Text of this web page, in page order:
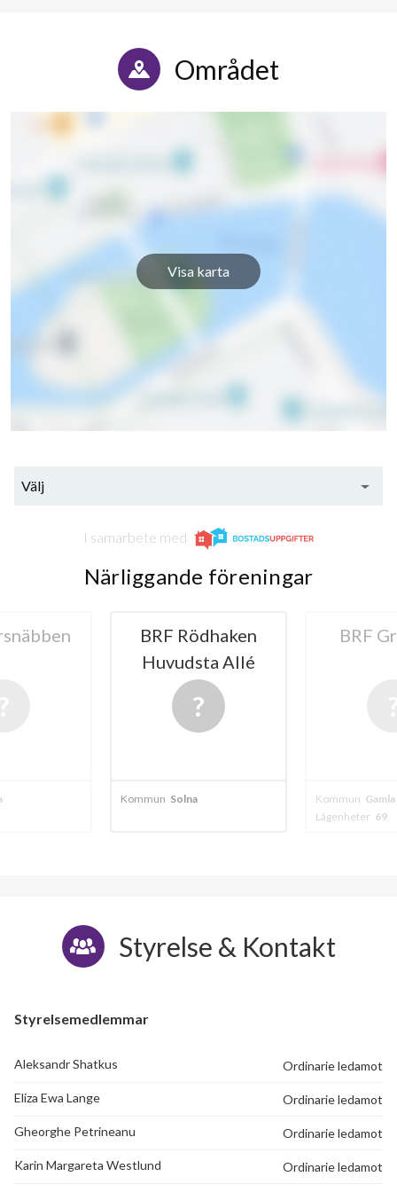
Området
Visa karta
Välj
I samarbete med
Närliggande föreningar
BRF Rödhaken
Huvudsta Allé
Kommun Solna
BRF
Kommun
Lägenheter 69
Styrelse & Kontakt
Styrelsemedlemmar
Aleksandr Shatkus Ordinarie ledamot
Eliza Ewa Lange Ordinarie ledamot
Gheorghe Petrineanu Ordinarie ledamot
Karin Margareta Westlund Ordinarie ledamot